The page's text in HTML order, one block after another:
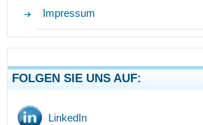
Impressum
FOLGEN SIE UNS AUF:
LinkedIn